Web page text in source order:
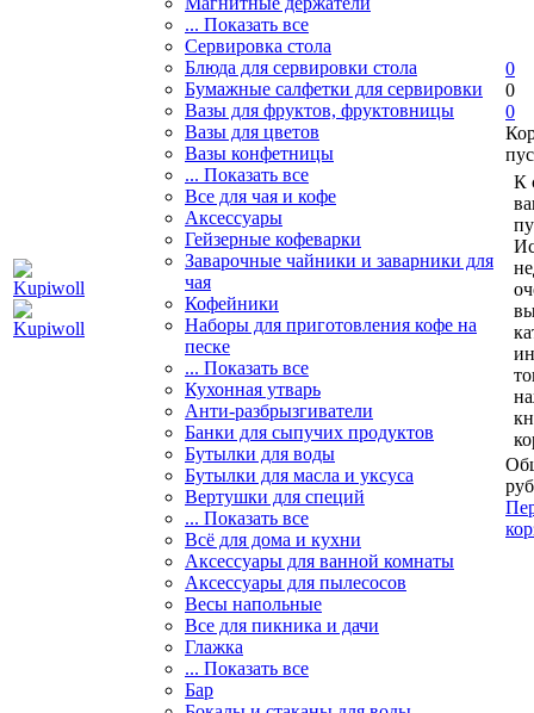
... Показать все
Сервировка стола
Блюда для сервировки стола
Бумажные салфетки для сервировки
Вазы для фруктов, фруктовницы
Вазы для цветов
Вазы конфетницы
... Показать все
Все для чая и кофе
Аксессуары
Гейзерные кофеварки
Заварочные чайники и заварники для
чая
Кофейники
Наборы для приготовления кофе на
песке
... Показать все
Кухонная утварь
Анти-разбрызгиватели
Банки для сыпучих продуктов
Бутылки для воды
Бутылки для масла и уксуса
Вертушки для специй
... Показать все
Всё для дома и кухни
Аксессуары для ванной комнаты
Аксессуары для пылесосов
Весы напольные
Все для пикника и дачи
Глажка
... Показать все
Бар
0
0
0
К